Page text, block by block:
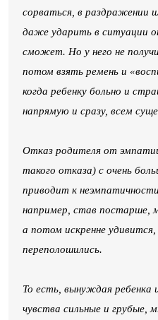
сорваться, в раздражении
даже ударить в ситуации
сможет. Но у него не
потом взять ремень и
когда ребенку больно и
напрямую и сразу, всем
Отказ родителя от
такого отказа) с очень
приводит к
например, став постарше,
а потом искренне
переполошились.
То есть, вынуждая
чувства сильные и грубые,